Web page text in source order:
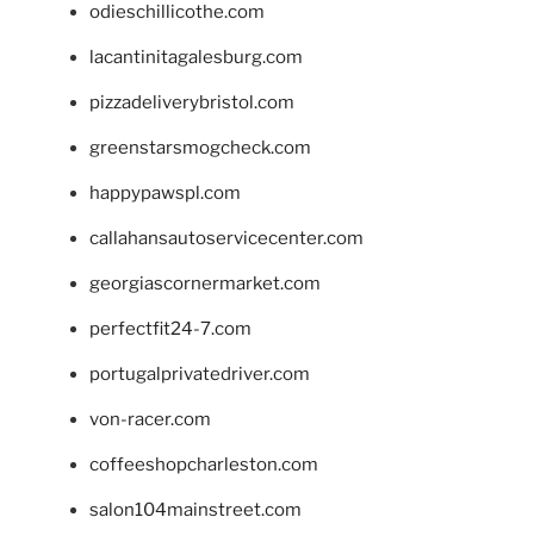
odieschillicothe.com
lacantinitagalesburg.com
pizzadeliverybristol.com
greenstarsmogcheck.com
happypawspl.com
callahansautoservicecenter.com
georgiascornermarket.com
perfectfit24-7.com
portugalprivatedriver.com
von-racer.com
coffeeshopcharleston.com
salon104mainstreet.com